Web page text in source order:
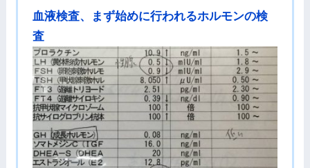
血液検査、まず始めに行われるホルモンの検
査